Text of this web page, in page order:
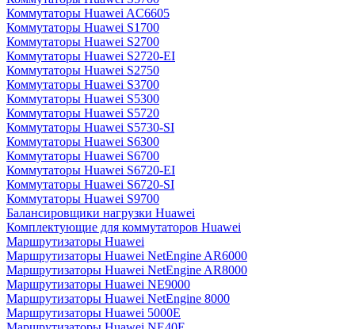
Коммутаторы Huawei AC6605
Коммутаторы Huawei S1700
Коммутаторы Huawei S2700
Коммутаторы Huawei S2720-EI
Коммутаторы Huawei S2750
Коммутаторы Huawei S3700
Коммутаторы Huawei S5300
Коммутаторы Huawei S5720
Коммутаторы Huawei S5730-SI
Коммутаторы Huawei S6300
Коммутаторы Huawei S6700
Коммутаторы Huawei S6720-EI
Коммутаторы Huawei S6720-SI
Коммутаторы Huawei S9700
Балансировщики нагрузки Huawei
Комплектующие для коммутаторов Huawei
Маршрутизаторы Huawei
Маршрутизаторы Huawei NetEngine AR6000
Маршрутизаторы Huawei NetEngine AR8000
Маршрутизаторы Huawei NE9000
Маршрутизаторы Huawei NetEngine 8000
Маршрутизаторы Huawei 5000E